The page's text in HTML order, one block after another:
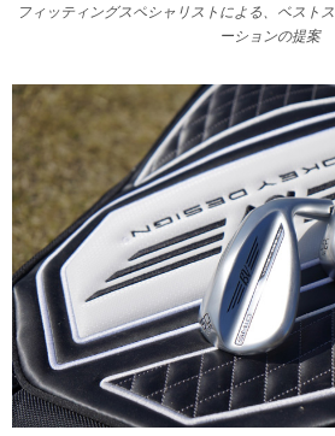
フィッティングスペシャリストによる、ベスト
ーションの提案